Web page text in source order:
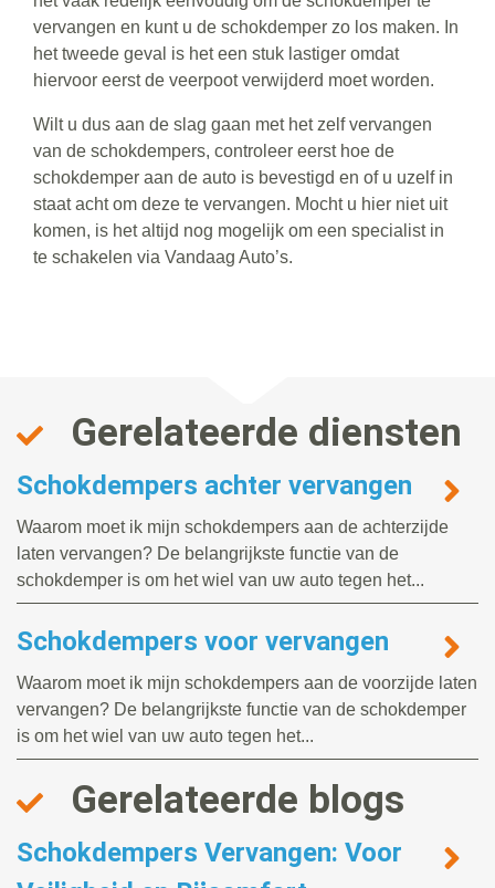
vervangen en kunt u de schokdemper zo los maken. In
het tweede geval is het een stuk lastiger omdat
hiervoor eerst de veerpoot verwijderd moet worden.
Wilt u dus aan de slag gaan met het zelf vervangen
van de schokdempers, controleer eerst hoe de
schokdemper aan de auto is bevestigd en of u uzelf in
staat acht om deze te vervangen. Mocht u hier niet uit
komen, is het altijd nog mogelijk om een specialist in
te schakelen via Vandaag Auto’s.
Gerelateerde diensten
Schokdempers achter vervangen
Waarom moet ik mijn schokdempers aan de achterzijde
laten vervangen? De belangrijkste functie van de
schokdemper is om het wiel van uw auto tegen het...
Schokdempers voor vervangen
Waarom moet ik mijn schokdempers aan de voorzijde laten
vervangen? De belangrijkste functie van de schokdemper
is om het wiel van uw auto tegen het...
Gerelateerde blogs
Schokdempers Vervangen: Voor